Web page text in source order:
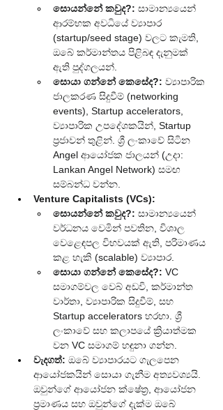
සොයන්නේ කවුද?: සාමාන්‍යයෙන්
ආරම්භක අවධියේ ව්‍යාපාර
(startup/seed stage) වලට කැමති,
ඔබේ කර්මාන්තය පිළිබඳ දැනුමක්
ඇති පුද්ගලයන්.
සොයා ගන්නේ කෙසේද?: ව්‍යාපාරික
ජාලකරණ සිදුවීම් (networking
events), Startup accelerators,
ව්‍යාපාරික උපදේශකයින්, Startup
ප්‍රජාවන් තුළින්. ශ්‍රී ලංකාවේ සිටින
Angel ආයෝජක ජාලයන් (උදා:
Lankan Angel Network) සමඟ
සම්බන්ධ වන්න.
Venture Capitalists (VCs):
සොයන්නේ කවුද?: සාමාන්‍යයෙන්
වර්ධනය වෙමින් පවතින, විශාල
වෙළෙඳපල විභවයක් ඇති, පරිමාණය
කළ හැකි (scalable) ව්‍යාපාර.
සොයා ගන්නේ කෙසේද?: VC
සමාගම්වල වෙබ් අඩවි, කර්මාන්ත
වාර්තා, ව්‍යාපාරික සිදුවීම්, සහ
Startup accelerators හරහා. ශ්‍රී
ලංකාවේ සහ කලාපයේ ක්‍රියාත්මක
වන VC සමාගම් හඳුනා ගන්න.
වැදගත්: ඔබේ ව්‍යාපාරයට ගැලපෙන
ආයෝජකයින් සොයා ගැනීම අත්‍යවශ්‍යයි.
ඔවුන්ගේ ආයෝජන ක්ෂේත්‍ර, ආයෝජන
ප්‍රමාණය සහ ඔවුන්ගේ දැක්ම ඔබේ